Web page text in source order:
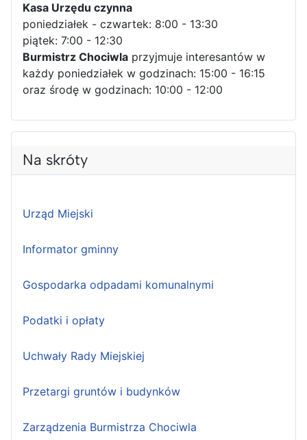
Kasa Urzędu czynna
poniedziałek - czwartek: 8:00 - 13:30
piątek: 7:00 - 12:30
Burmistrz Chociwla przyjmuje interesantów w
każdy poniedziałek w godzinach: 15:00 - 16:15
oraz środę w godzinach: 10:00 - 12:00
Na skróty
Urząd Miejski
Informator gminny
Gospodarka odpadami komunalnymi
Podatki i opłaty
Uchwały Rady Miejskiej
Przetargi gruntów i budynków
Zarządzenia Burmistrza Chociwla